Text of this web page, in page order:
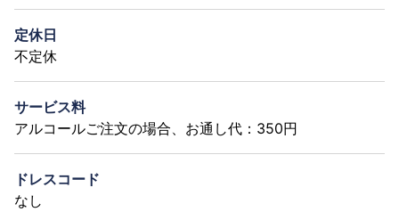
定休日
不定休
サービス料
アルコールご注文の場合、お通し代：350円
ドレスコード
なし